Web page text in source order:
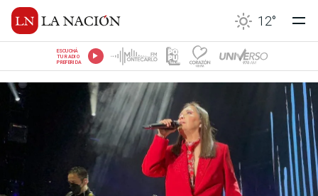
12°
ESCUCHÁ
TU RADIO
PREFERIDA